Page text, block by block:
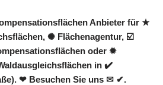
Anbieter für ★
✺ Flächenagentur, ☑️
oder ✹
in ✔️
❤ Besuchen Sie uns ✉ ✔.